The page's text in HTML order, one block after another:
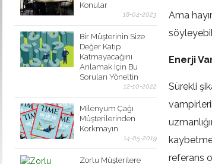
Konular
18-04-2023
Bir Müşterinin Size
Değer Katıp
Katmayacağını
Anlamak İçin Bu
Soruları Yöneltin
12-10-2022
Milenyum Çağı
Müşterilerinden
Korkmayın
14-05-2019
Zorlu Müşterilere
Ama
Enerji
Sürekli
referans